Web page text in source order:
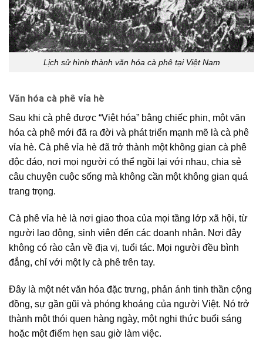
Lịch sử hình thành văn hóa cà phê tại Việt Nam
Văn hóa cà phê vỉa hè
Sau khi cà phê được “Việt hóa” bằng chiếc phin, mộtvăn
hóa cà phê mới đã ra đời và phát triển mạnh mẽ là cà phê
vỉa hè. Cà phê vỉa hè đã trở thành một không gian cà phê
độc đáo, nơi mọi người có thể ngồi lại với nhau, chia sẻ
câu chuyện cuộc sống mà không cần một không gian quá
trang trọng.
Cà phê vỉa hè là nơi giao thoa của mọi tầng lớp xã hội, từ
người lao động, sinh viên đến các doanh nhân. Nơi đây
không có rào cản về địa vị, tuổi tác. Mọi người đều bình
đẳng, chỉ với một ly cà phê trên tay.
Đây là một nét văn hóa đặc trưng, phản ánh tinh thần cộng
đồng, sự gần gũi và phóng khoáng của người Việt. Nó trở
thành một thói quen hàng ngày, một nghi thức buổi sáng
hoặc một điểm hẹn sau giờ làm việc.